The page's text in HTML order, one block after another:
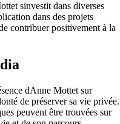
sinvestit dans diverses
dans des projets
contribuer positivement à la
dAnne Mottet sur
de préserver sa vie privée.
peuvent être trouvées sur